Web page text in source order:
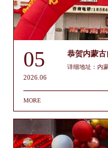
05
2026.06
恭贺内蒙
详细地址：内
MORE